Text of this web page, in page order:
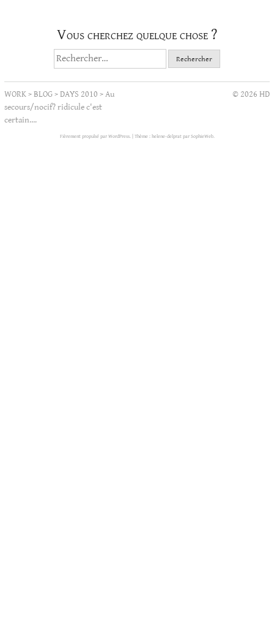
Vous cherchez quelque chose ?
Rechercher :
WORK>BLOG>DAYS 2010 >Au
secours/nocif? ridicule c'est
certain….
© 2026 HD
Fièrement propulsé par WordPress. Thème : helene-delprat par SophieWeb.